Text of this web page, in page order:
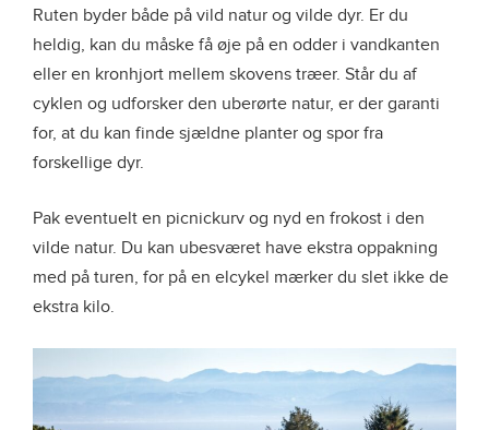
Ruten byder både på vild natur og vilde dyr. Er du
heldig, kan du måske få øje på en odder i vandkanten
eller en kronhjort mellem skovens træer. Står du af
cyklen og udforsker den uberørte natur, er der garanti
for, at du kan finde sjældne planter og spor fra
forskellige dyr.
Pak eventuelt en picnickurv og nyd en frokost i den
vilde natur. Du kan ubesværet have ekstra oppakning
med på turen, for på en elcykel mærker du slet ikke de
ekstra kilo.